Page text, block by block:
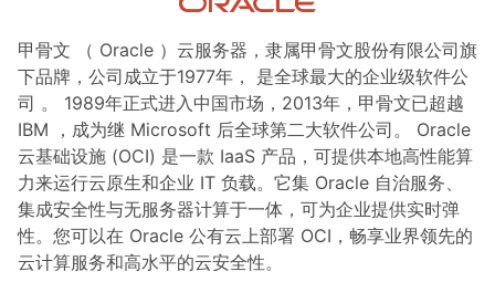
甲骨文 （ Oracle ）云服务器，隶属甲骨文股份有限公司旗
下品牌，公司成立于1977年， 是全球最大的企业级软件公
司 。 1989年正式进入中国市场，2013年，甲骨文已超越
IBM ，成为继 Microsoft 后全球第二大软件公司。 Oracle
云基础设施 (OCI) 是一款 IaaS 产品，可提供本地高性能算
力来运行云原生和企业 IT 负载。它集 Oracle 自治服务、
集成安全性与无服务器计算于一体，可为企业提供实时弹
性。您可以在 Oracle 公有云上部署 OCI，畅享业界领先的
云计算服务和高水平的云安全性。